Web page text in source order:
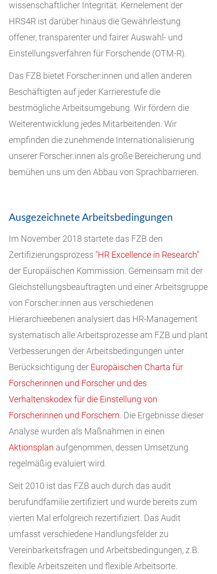
wissenschaftlicher Integrität. Kernelement der
HRS4R ist darüber hinaus die Gewährleistung
offener, transparenter und fairer Auswahl- und
Einstellungsverfahren für Forschende (OTM-R).
Das FZB bietet Forscher:innen und allen anderen
Beschäftigten auf jeder Karrierestufe die
bestmögliche Arbeitsumgebung. Wir fördern die
Weiterentwicklung jedes Mitarbeitenden. Wir
empfinden die zunehmende Internationalisierung
unserer Forscher:innen als große Bereicherung und
bemühen uns um den Abbau von Sprachbarrieren.
Ausgezeichnete Arbeitsbedingungen
Im November 2018 startete das FZB den
Zertifizierungsprozess "HR Excellence in Research"
der Europäischen Kommission. Gemeinsam mit der
Gleichstellungsbeauftragten und einer Arbeitsgruppe
von Forscher:innen aus verschiedenen
Hierarchieebenen analysiert das HR-Management
systematisch alle Arbeitsprozesse am FZB und plant
Verbesserungen der Arbeitsbedingungen unter
Berücksichtigung der Europäischen Charta für
Forscherinnen und Forscher und des
Verhaltenskodex für die Einstellung von
Forscherinnen und Forschern. Die Ergebnisse dieser
Analyse wurden als Maßnahmen in einen
Aktionsplan aufgenommen, dessen Umsetzung
regelmäßig evaluiert wird.
Seit 2010 ist das FZB auch durch das audit
berufundfamilie zertifiziert und wurde bereits zum
vierten Mal erfolgreich rezertifiziert. Das Audit
umfasst verschiedene Handlungsfelder zu
Vereinbarkeitsfragen und Arbeitsbedingungen, z.B.
flexible Arbeitszeiten und flexible Arbeitsorte.